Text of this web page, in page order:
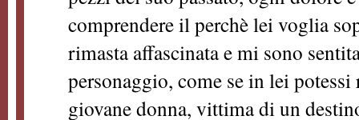
comprendere il perchè lei voglia
rimasta affascinata e mi sono
personaggio, come se in lei potessi
giovane donna, vittima di un